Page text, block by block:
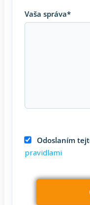
Vaša správa*
Odoslaním
pravidlami